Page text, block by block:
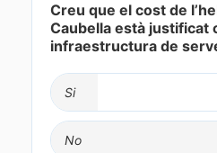
Creu que el cost de
Caubella està justificat
infraestructura de
Si
No